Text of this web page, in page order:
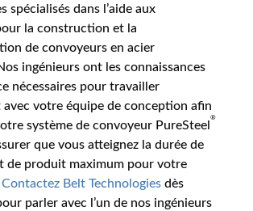
spécialisés dans l’aide aux
la construction et la
de convoyeurs en acier
ingénieurs ont les connaissances
nécessaires pour travailler
avec votre équipe de conception afin
système de convoyeur PureSteel
®
que vous atteignez la durée de
de produit maximum pour votre
Contactez Belt Technologiesdès
parler avec l’un de nos ingénieurs